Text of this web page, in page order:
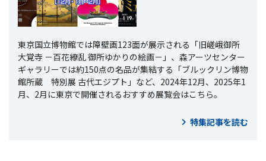
東京国立博物館では障壁画123面が展示される「旧嵯峨御所
大覚寺 －百花繚乱 御所ゆかりの絵画－」、森アーツセンター
ギャラリーでは約150点の名品が集結する「ブルックリン博物
館所蔵 特別展 古代エジプト」など、2024年12月、2025年1
月、2月に東京で開催されるおすすめ展覧会はこちら。
特集記事を読む